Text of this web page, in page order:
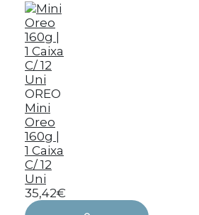
OREO
Mini
Oreo
160g |
1 Caixa
C/ 12
Uni
35,42€